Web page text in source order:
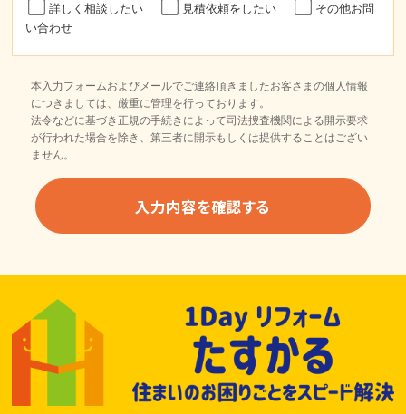
詳しく相談したい 見積依頼をしたい
その他お問
い合わせ
本入力フォームおよびメールでご連絡頂きましたお客さまの個人情報
につきましては、厳重に管理を行っております。
法令などに基づき正規の手続きによって司法捜査機関による開示要求
が行われた場合を除き、第三者に開示もしくは提供することはござい
ません。